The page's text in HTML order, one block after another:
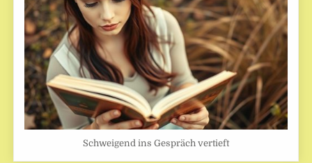
Schweigend ins Gespräch vertieft